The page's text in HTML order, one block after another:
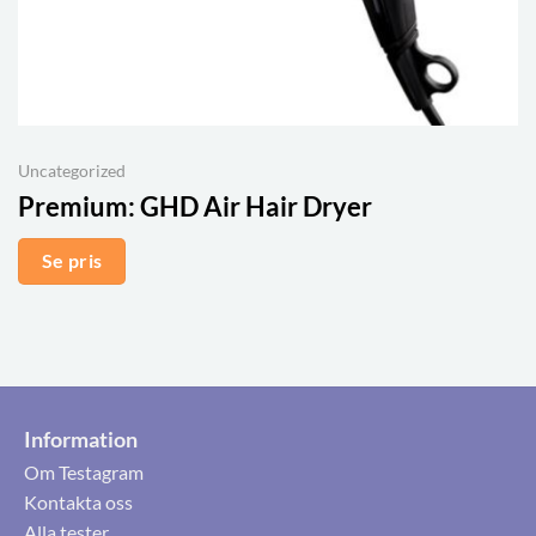
Uncategorized
Premium:GHD Air Hair Dryer
Se pris
Information
Om Testagram
Kontakta oss